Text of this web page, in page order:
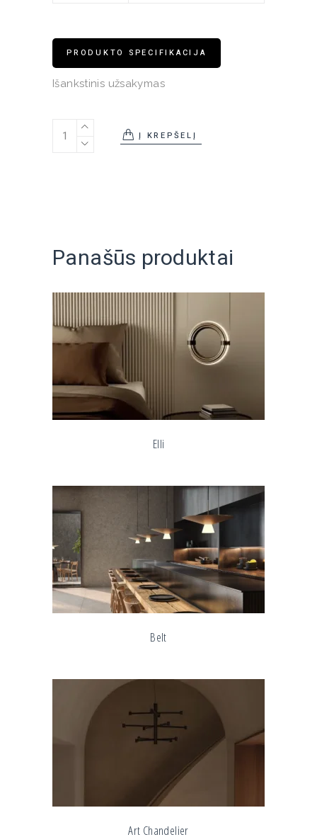
PRODUKTO SPECIFIKACIJA
Išankstinis užsakymas
Pakabinamas šviestuvas Stochastic 72 quantity
Į KREPŠELĮ
Panašūs produktai
Elli
Belt
Art Chandelier